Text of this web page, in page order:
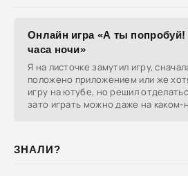
Онлайн игра «А ты
часа ночи»
Я на листочке замутил игру,
положено приложением или же
игру на ютубе, но решил
зато играть можно даже на каком-
ЗНАЛИ?